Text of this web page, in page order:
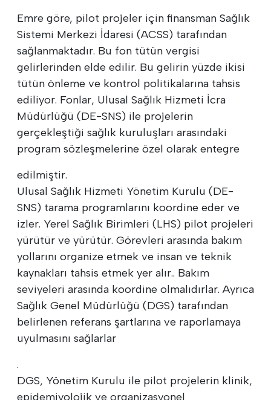
Emre göre, pilot projeler için finansman Sağlık
Sistemi Merkezi İdaresi (ACSS) tarafından
sağlanmaktadır. Bu fon tütün vergisi
gelirlerinden elde edilir. Bu gelirin yüzde ikisi
tütün önleme ve kontrol politikalarına tahsis
ediliyor. Fonlar, Ulusal Sağlık Hizmeti İcra
Müdürlüğü (DE-SNS) ile projelerin
gerçekleştiği sağlık kuruluşları arasındaki
program sözleşmelerine özel olarak entegre
edilmiştir.
Ulusal Sağlık Hizmeti Yönetim Kurulu (DE-
SNS) tarama programlarını koordine eder ve
izler. Yerel Sağlık Birimleri (LHS) pilot projeleri
yürütür ve yürütür. Görevleri arasında bakım
yollarını organize etmek ve insan ve teknik
kaynakları tahsis etmek yer alır.. Bakım
seviyeleri arasında koordine olmalıdırlar. Ayrıca
Sağlık Genel Müdürlüğü (DGS) tarafından
belirlenen referans şartlarına ve raporlamaya
uyulmasını sağlarlar
.
DGS, Yönetim Kurulu ile pilot projelerin klinik,
epidemiyolojik ve organizasyonel